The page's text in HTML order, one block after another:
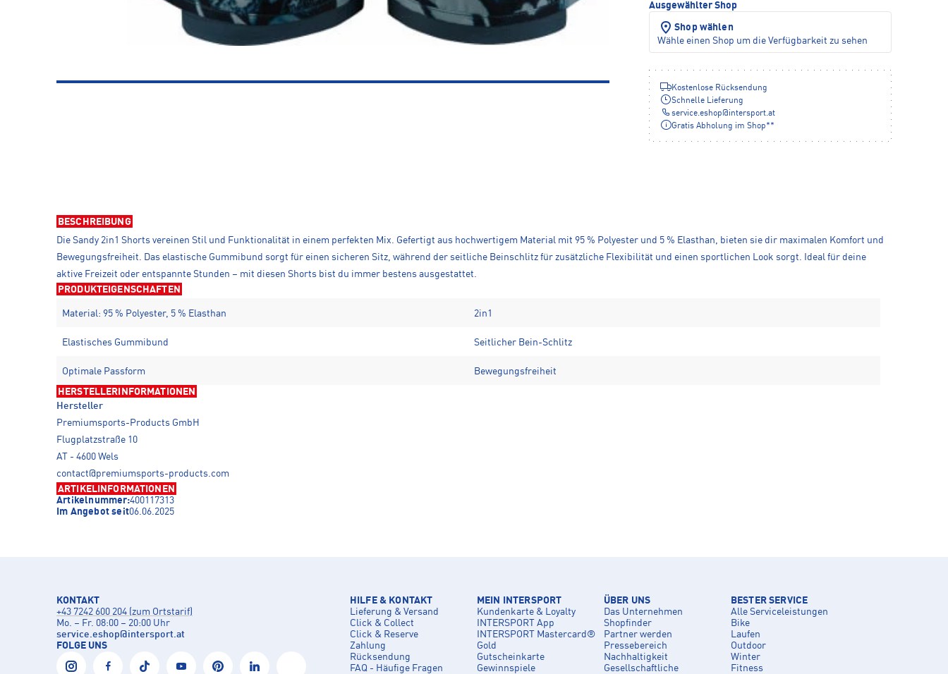
Ausgewählter Shop
Shop wählen
Wähle einen Shop um die Verfügbarkeit zu sehen
Kostenlose Rücksendung
Schnelle Lieferung
service.eshop@intersport.at
Gratis Abholung im Shop**
BESCHREIBUNG
Die Sandy 2in1 Shorts vereinen Stil und Funktionalität in einem perfekten Mix. Gefertigt aus hochwertigem Material mit 95 % Polyester und 5 % Elasthan, bieten sie dir maximalen Komfort und
Bewegungsfreiheit. Das elastische Gummibund sorgt für einen sicheren Sitz, während der seitliche Beinschlitz für zusätzliche Flexibilität und einen sportlichen Look sorgt. Ideal für deine
aktive Freizeit oder entspannte Stunden – mit diesen Shorts bist du immer bestens ausgestattet.
PRODUKTEIGENSCHAFTEN
Material: 95 % Polyester, 5 % Elasthan 2in1
Elastisches Gummibund Seitlicher Bein-Schlitz
Optimale Passform Bewegungsfreiheit
HERSTELLERINFORMATIONEN
Hersteller
Premiumsports-Products GmbH
Flugplatzstraße 10
AT - 4600 Wels
contact@premiumsports-products.com
ARTIKELINFORMATIONEN
Artikelnummer:400117313
Im Angebot seit06.06.2025
KONTAKT
+43 7242 600 204 (zum Ortstarif)
Mo. – Fr. 08:00 – 20:00 Uhr
service.eshop@intersport.at
FOLGE UNS
HILFE & KONTAKT
Lieferung & Versand
Click & Collect
Click & Reserve
Zahlung
Rücksendung
FAQ - Häufige Fragen
MEIN INTERSPORT
Kundenkarte & Loyalty
INTERSPORT App
INTERSPORT Mastercard®
Gold
Gutscheinkarte
Gewinnspiele
ÜBER UNS
Das Unternehmen
Shopfinder
Partner werden
Pressebereich
Nachhaltigkeit
Gesellschaftliche
BESTER SERVICE
Alle Serviceleistungen
Bike
Laufen
Outdoor
Winter
Fitness